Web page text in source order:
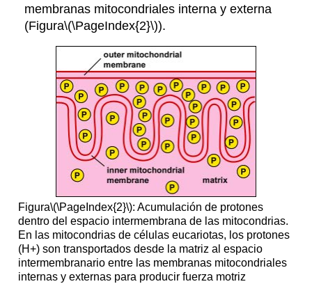
membranas mitocondriales interna y externa
(Figura\(\PageIndex{2}\)).
Figura\(\PageIndex{2}\): Acumulación de protones
dentro del espacio intermembrana de las mitocondrias.
En las mitocondrias de células eucariotas, los protones
(H+) son transportados desde la matriz al espacio
intermembranario entre las membranas mitocondriales
internas y externas para producir fuerza motriz